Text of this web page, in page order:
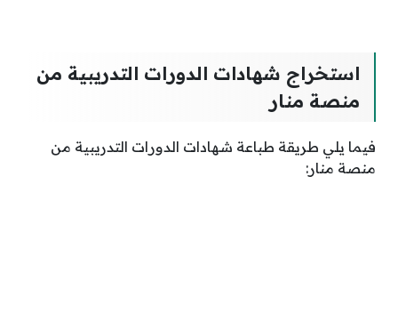
استخراج شهادات الدورات التدريبية من
منصة منار
فيما يلي طريقة طباعة شهادات الدورات التدريبية من
منصة منار: